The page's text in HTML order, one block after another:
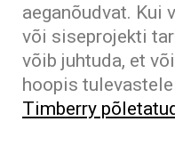
aeganõudvat. Kui
või siseprojekti
võib juhtuda, et
hoopis
Timberry